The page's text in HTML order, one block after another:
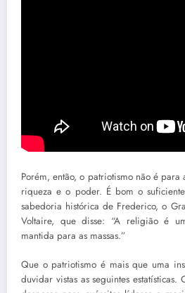
Porém, então, o patriotismo não é para
riqueza e o poder. É bom o
sabedoria histórica de Frederico, o
Voltaire, que disse: “A religião é
mantida para as massas.”
Que o patriotismo é mais que uma
duvidar vistas as seguintes estatísticas.